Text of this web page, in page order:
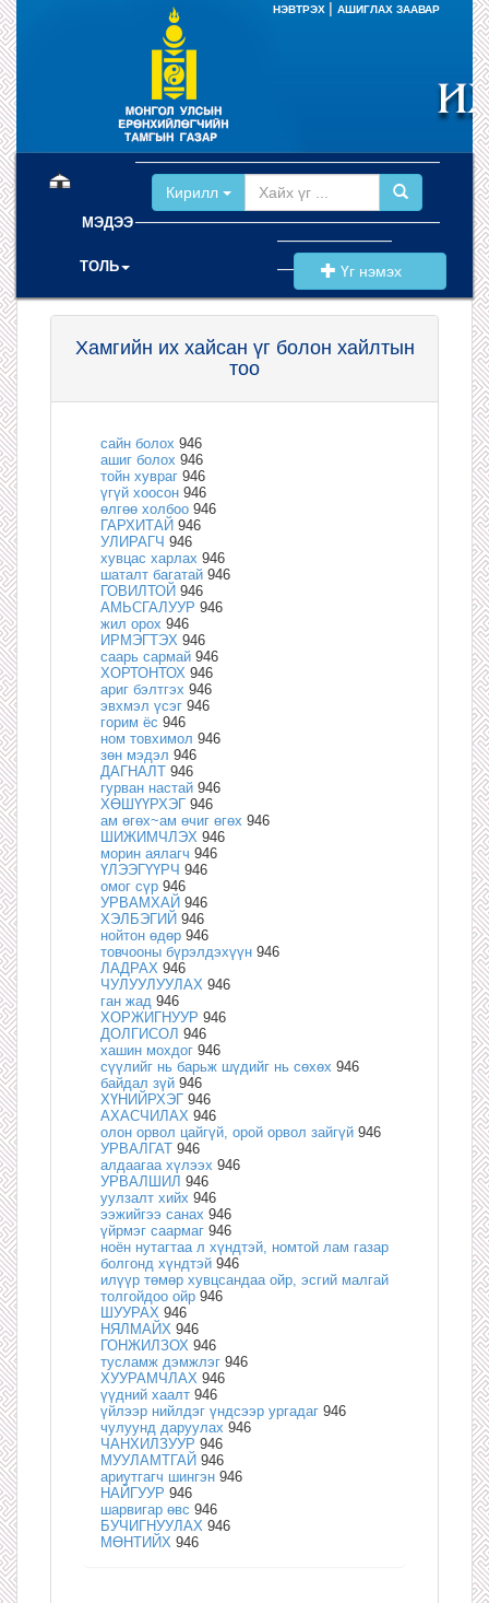
НЭВТРЭХ АШИГЛАХ ЗААВАР
МЭДЭЭ
ТОЛЬ
Кирилл
Үг нэмэх
Хамгийн их хайсан үг болон хайлтын
тоо
сайн болох 946
ашиг болох 946
тойн хувраг 946
үгүй хоосон 946
өлгөө холбоо 946
ГАРХИТАЙ 946
УЛИРАГЧ 946
хувцас харлах 946
шаталт багатай 946
ГОВИЛТОЙ 946
АМЬСГАЛУУР 946
жил орох 946
ИРМЭГТЭХ 946
саарь сармай 946
ХОРТОНТОХ 946
ариг бэлтгэх 946
эвхмэл үсэг 946
горим ёс 946
ном товхимол 946
зөн мэдэл 946
ДАГНАЛТ 946
гурван настай 946
ХӨШҮҮРХЭГ 946
ам өгөх~ам өчиг өгөх 946
ШИЖИМЧЛЭХ 946
морин аялагч 946
ҮЛЭЭГҮҮРЧ 946
омог сүр 946
УРВАМХАЙ 946
ХЭЛБЭГИЙ 946
нойтон өдөр 946
товчооны бүрэлдэхүүн 946
ЛАДРАХ 946
ЧУЛУУЛУУЛАХ 946
ган жад 946
ХОРЖИГНУУР 946
ДОЛГИСОЛ 946
хашин мохдог 946
сүүлийг нь барьж шүдийг нь сөхөх 946
байдал зүй 946
ХҮНИЙРХЭГ 946
АХАСЧИЛАХ 946
олон орвол цайгүй, орой орвол зайгүй 946
УРВАЛГАТ 946
алдаагаа хүлээх 946
УРВАЛШИЛ 946
уулзалт хийх 946
ээжийгээ санах 946
үйрмэг саармаг 946
ноён нутагтаа л хүндтэй, номтой лам газар
болгонд хүндтэй 946
илүүр төмөр хувцсандаа ойр, эсгий малгай
толгойдоо ойр 946
ШУУРАХ 946
НЯЛМАЙХ 946
ГОНЖИЛЗОХ 946
тусламж дэмжлэг 946
ХУУРАМЧЛАХ 946
үүдний хаалт 946
үйлээр нийлдэг үндсээр ургадаг 946
чулуунд даруулах 946
ЧАНХИЛЗУУР 946
МУУЛАМТГАЙ 946
ариутгагч шингэн 946
НАЙГУУР 946
шарвигар өвс 946
БУЧИГНУУЛАХ 946
МӨНТИЙХ 946